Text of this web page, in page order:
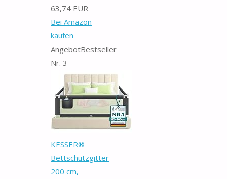
63,74 EUR
Bei Amazon
kaufen
AngebotBestseller
Nr. 3
KESSER®
Bettschutzgitter
200 cm,